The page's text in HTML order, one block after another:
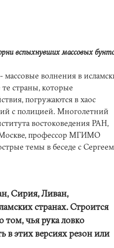
вспыхнувших массовых
волнения в
те страны, которые
погружаются в хаос
с полицией. Многолетний
востоковедения РАН,
Москве, профессор МГИМО
темы в беседе с Сергеем
Сирия, Ливан,
странах. Строится
том, чья рука ловко
в этих версиях резон или